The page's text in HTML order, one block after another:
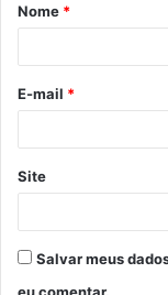
r
*
Nome *
E-mail *
Site
Salvar meus